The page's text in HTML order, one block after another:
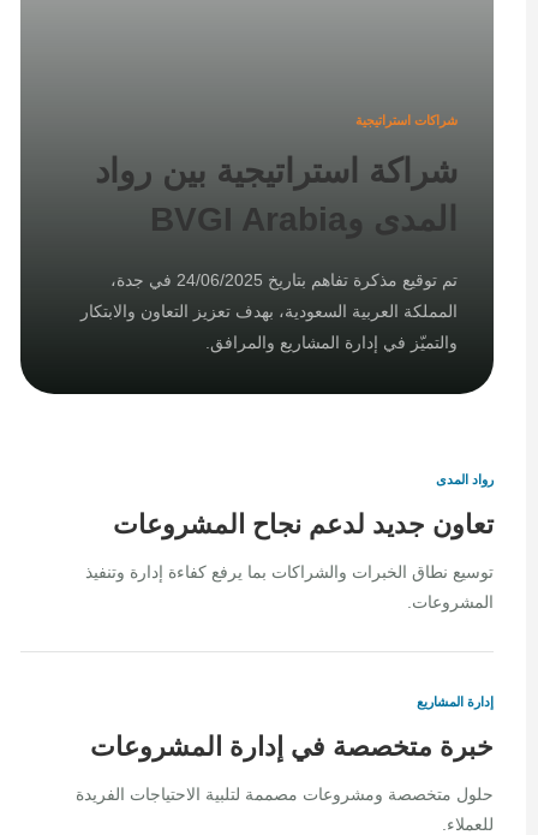
شراكات استراتيجية
شراكة استراتيجية بين رواد
المدى وBVGI Arabia
تم توقيع مذكرة تفاهم بتاريخ 24/06/2025 في جدة،
المملكة العربية السعودية، بهدف تعزيز التعاون والابتكار
والتميّز في إدارة المشاريع والمرافق.
رواد المدى
تعاون جديد لدعم نجاح المشروعات
توسيع نطاق الخبرات والشراكات بما يرفع كفاءة إدارة وتنفيذ
المشروعات.
إدارة المشاريع
خبرة متخصصة في إدارة المشروعات
حلول متخصصة ومشروعات مصممة لتلبية الاحتياجات الفريدة
للعملاء.